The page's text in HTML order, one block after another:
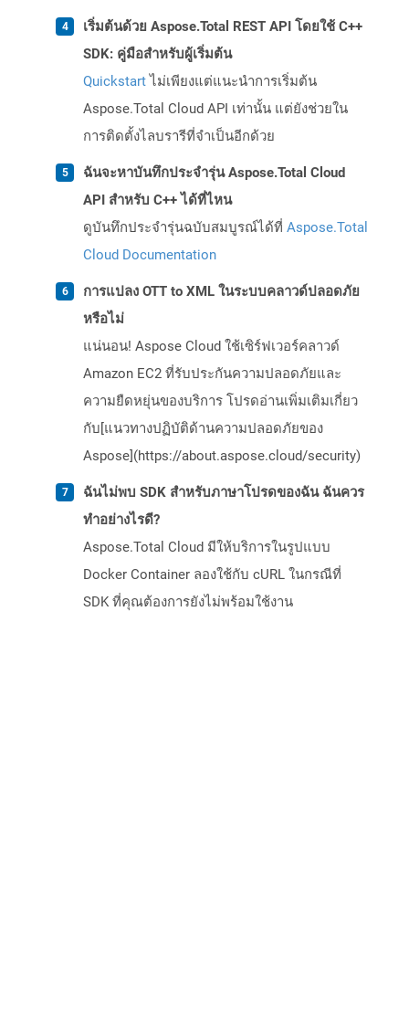
เริ่มต้นด้วย Aspose.Total REST API โดยใช้ C++
SDK: คู่มือสำหรับผู้เริ่มต้น
Quickstartไม่เพียงแต่แนะนำการเริ่มต้น
Aspose.Total Cloud API เท่านั้น แต่ยังช่วยใน
การติดตั้งไลบรารีที่จำเป็นอีกด้วย
ฉันจะหาบันทึกประจำรุ่น Aspose.Total Cloud
API สำหรับ C++ ได้ที่ไหน
ดูบันทึกประจำรุ่นฉบับสมบูรณ์ได้ที่ Aspose.Total
Cloud Documentation
การแปลง OTT to XML ในระบบคลาวด์ปลอดภัย
หรือไม่
แน่นอน! Aspose Cloud ใช้เซิร์ฟเวอร์คลาวด์
Amazon EC2 ที่รับประกันความปลอดภัยและ
ความยืดหยุ่นของบริการ โปรดอ่านเพิ่มเติมเกี่ยว
กับ[แนวทางปฏิบัติด้านความปลอดภัยของ
Aspose](https://about.aspose.cloud/security)
ฉันไม่พบ SDK สำหรับภาษาโปรดของฉัน ฉันควร
ทำอย่างไรดี?
Aspose.Total Cloud มีให้บริการในรูปแบบ
Docker Container ลองใช้กับ cURL ในกรณีที่
SDK ที่คุณต้องการยังไม่พร้อมใช้งาน